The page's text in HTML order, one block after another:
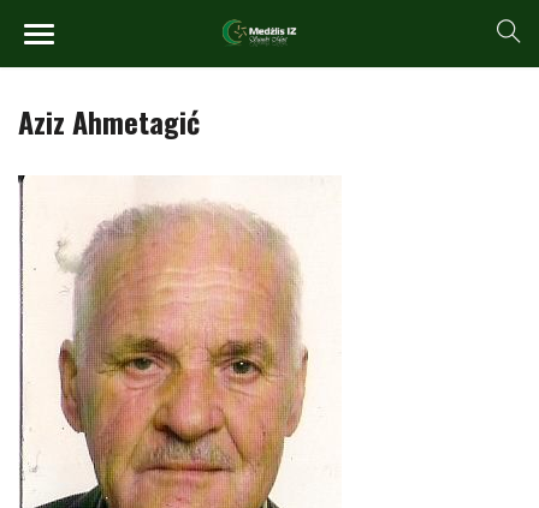
Aziz Ahmetagić